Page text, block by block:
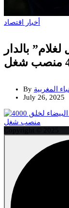
أخبار اقتصاد
بالدار
By المغربية
July 26, 2025
Copyright © 2025